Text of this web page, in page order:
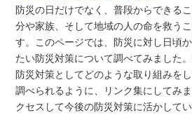
防災の日だけでなく、普段からできる
分や家族、そして地域の人の命を救う
す。このページでは、防災に対し日頃
たい防災対策について調べてみました
防災対策としてどのような取り組みを
調べられるように、リンク集にしてみ
クセスして今後の防災対策に活かして